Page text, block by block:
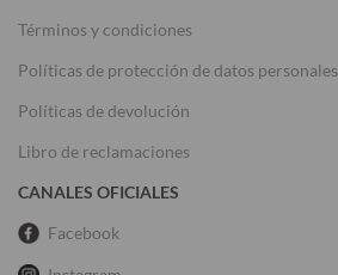
Términos y condiciones
Políticas de protección de datos personales
Políticas de devolución
Libro de reclamaciones
CANALES OFICIALES
Facebook